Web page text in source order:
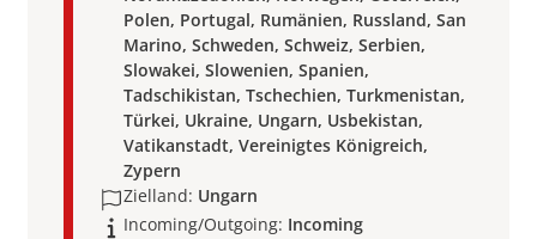
Polen, Portugal, Rumänien, Russland, San
Marino, Schweden, Schweiz, Serbien,
Slowakei, Slowenien, Spanien,
Tadschikistan, Tschechien, Turkmenistan,
Türkei, Ukraine, Ungarn, Usbekistan,
Vatikanstadt, Vereinigtes Königreich,
Zypern
Zielland: Ungarn
Incoming/Outgoing: Incoming